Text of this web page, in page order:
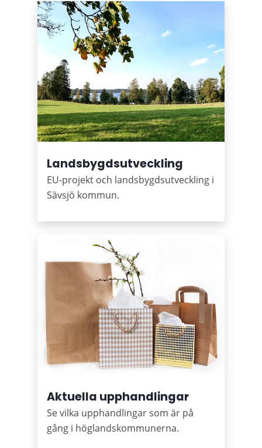
Landsbygdsutveckling
EU-projekt och landsbygdsutveckling i
Sävsjö kommun.
Aktuella upphandlingar
Se vilka upphandlingar som är på
gång i höglandskommunerna.